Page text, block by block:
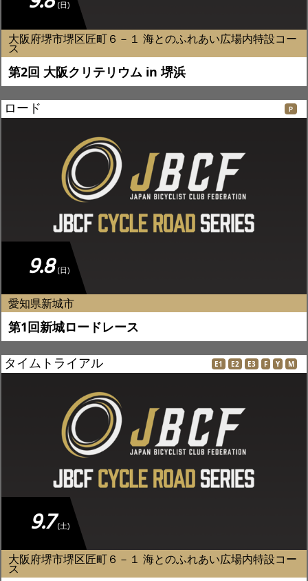
(日)
大阪府堺市堺区匠町６－１ 海とのふれあい広場内特設コー
ス
第2回 大阪クリテリウム in 堺浜
ロード Ｐ
9.8 (日)
愛知県新城市
第1回新城ロードレース
タイムトライアル E1 E2 E3 F Y M
9.7 (土)
大阪府堺市堺区匠町６－１ 海とのふれあい広場内特設コー
ス